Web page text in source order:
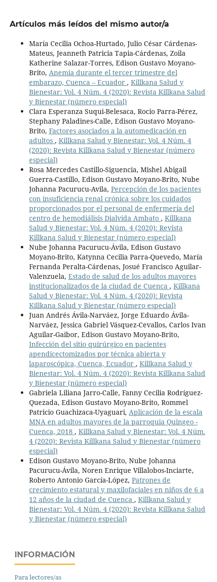
Artículos más leídos del mismo autor/a
María Cecilia Ochoa-Hurtado, Julio César Cárdenas-
Mateus, Jeanneth Patricia Tapia-Cárdenas, Zoila
Katherine Salazar-Torres, Edison Gustavo Moyano-
Brito, Anemia durante el tercer trimestre del
embarazo, Cuenca – Ecuador , Killkana Salud y
Bienestar: Vol. 4 Núm. 4 (2020): Revista Killkana Salud
y Bienestar (número especial)
Clara Esperanza Suqui-Belesaca, Rocio Parra-Pérez,
Stephany Paladines-Calle, Edison Gustavo Moyano-
Brito, Factores asociados a la automedicación en
adultos , Killkana Salud y Bienestar: Vol. 4 Núm. 4
(2020): Revista Killkana Salud y Bienestar (número
especial)
Rosa Mercedes Castillo-Siguencia, Mishel Abigail
Guerra-Castillo, Edison Gustavo Moyano-Brito, Nube
Johanna Pacurucu-Avila, Percepción de los pacientes
con insuficiencia renal crónica sobre los cuidados
proporcionados por el personal de enfermería del
centro de hemodiálisis Dialvida Ambato , Killkana
Salud y Bienestar: Vol. 4 Núm. 4 (2020): Revista
Killkana Salud y Bienestar (número especial)
Nube Johanna Pacurucu-Ávila, Edison Gustavo
Moyano-Brito, Katynna Cecilia Parra-Quevedo, María
Fernanda Peralta-Cárdenas, Josué Francisco Aguilar-
Valenzuela, Estado de salud de los adultos mayores
institucionalizados de la ciudad de Cuenca , Killkana
Salud y Bienestar: Vol. 4 Núm. 4 (2020): Revista
Killkana Salud y Bienestar (número especial)
Juan Andrés Ávila-Narváez, Jorge Eduardo Ávila-
Narváez, Jessica Gabriel Vásquez-Cevallos, Carlos Ivan
Aguilar-Gaibor, Edison Gustavo Moyano-Brito,
Infección del sitio quirúrgico en pacientes
apendicectomizados por técnica abierta y
laparoscópica, Cuenca, Ecuador , Killkana Salud y
Bienestar: Vol. 4 Núm. 4 (2020): Revista Killkana Salud
y Bienestar (número especial)
Gabriela Liliana Jarro-Calle, Fanny Cecilia Rodríguez-
Quezada, Edison Gustavo Moyano-Brito, Rommel
Patricio Guachizaca-Uyaguari, Aplicación de la escala
MNA en adultos mayores de la parroquia Quingeo -
Cuenca, 2018 , Killkana Salud y Bienestar: Vol. 4 Núm.
4 (2020): Revista Killkana Salud y Bienestar (número
especial)
Edison Gustavo Moyano-Brito, Nube Johanna
Pacurucu-Ávila, Noren Enrique Villalobos-Inciarte,
Roberto Antonio García-López, Patrones de
crecimiento estatural y maxilofaciales en niños de 6 a
12 años de la ciudad de Cuenca , Killkana Salud y
Bienestar: Vol. 4 Núm. 4 (2020): Revista Killkana Salud
y Bienestar (número especial)
INFORMACIÓN
Para lectores/as